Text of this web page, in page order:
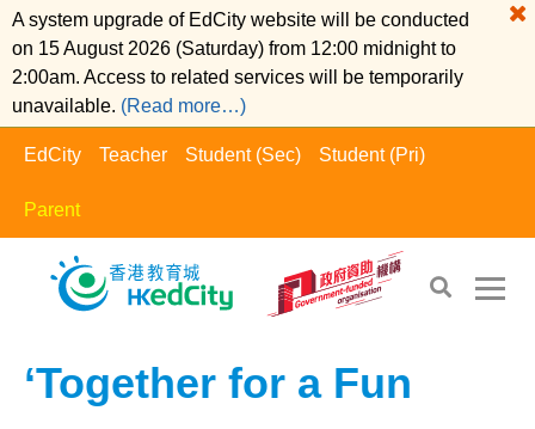
A system upgrade of EdCity website will be conducted
on 15 August 2026 (Saturday) from 12:00 midnight to
2:00am. Access to related services will be temporarily
unavailable. (Read more…)
EdCity Teacher Student (Sec) Student (Pri)
Parent
EdCity - Parent>Digital Parent​
‘Together for a Fun